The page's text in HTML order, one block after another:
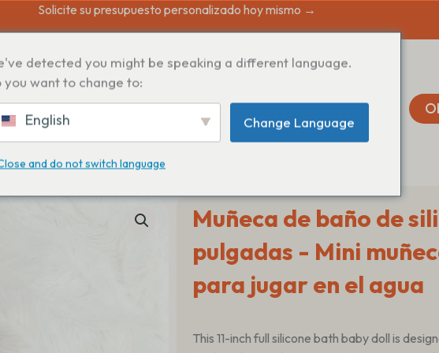
Solicite su presupuesto personalizado hoy mismo →
Muñeca de baño de
pulgadas - Mini
para jugar en el agua
This 11-inch full silicone bath baby doll is
detected you might be speaking a different language.
you want to change to:
English Change Language
and do not switch language